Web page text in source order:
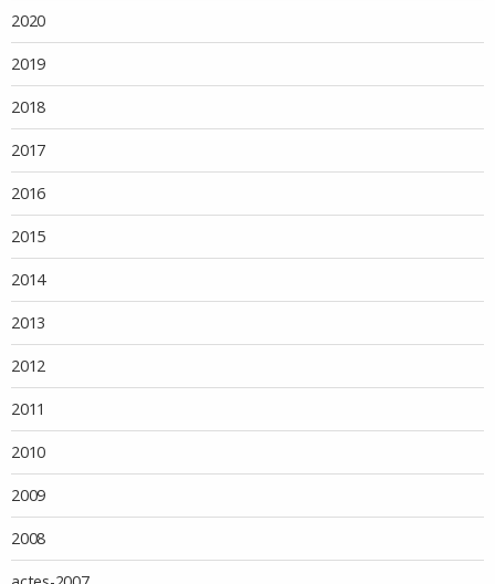
2020
2019
2018
2017
2016
2015
2014
2013
2012
2011
2010
2009
2008